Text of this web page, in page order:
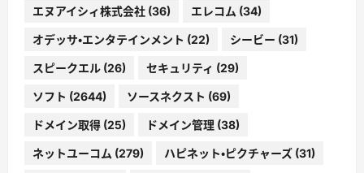
エヌアイシィ株式会社 (36) エレコム (34)
オデッサ・エンタテインメント (22) シービー (31)
スピークエル (26) セキュリティ (29)
ソフト (2644) ソースネクスト (69)
ドメイン取得 (25) ドメイン管理 (38)
ネットユーコム (279) ハピネット・ピクチャーズ (31)